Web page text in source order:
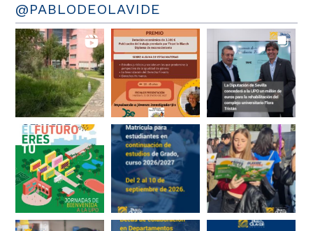
@PABLODEOLAVIDE